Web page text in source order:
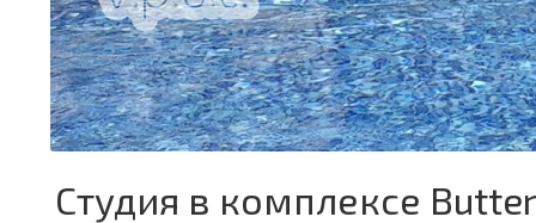
Студия в комплексе